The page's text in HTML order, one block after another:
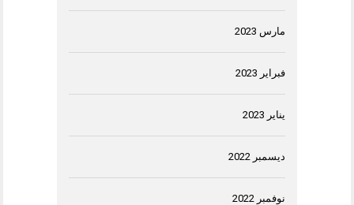
مارس 2023
فبراير 2023
يناير 2023
ديسمبر 2022
نوفمبر 2022